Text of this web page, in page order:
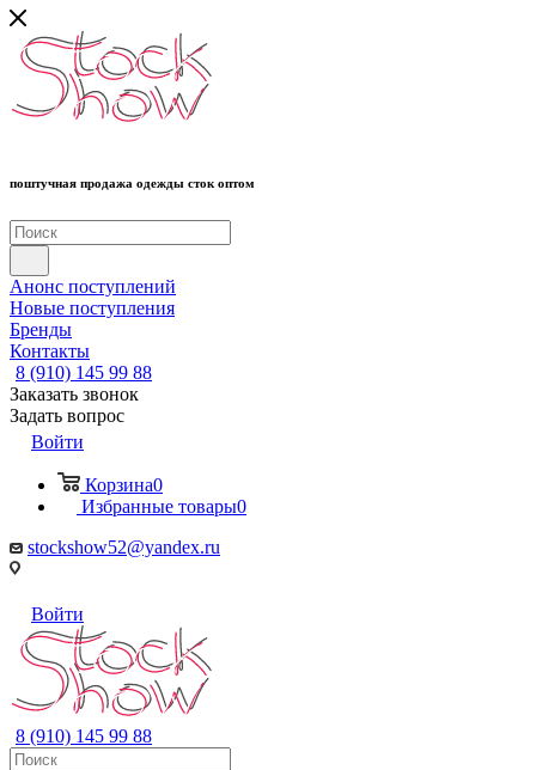
поштучная продажа одежды сток оптом
Анонс поступлений
Новые поступления
Бренды
Контакты
8 (910) 145 99 88
Заказать звонок
Задать вопрос
Войти
Корзина0
Избранные товары0
stockshow52@yandex.ru
Войти
8 (910) 145 99 88